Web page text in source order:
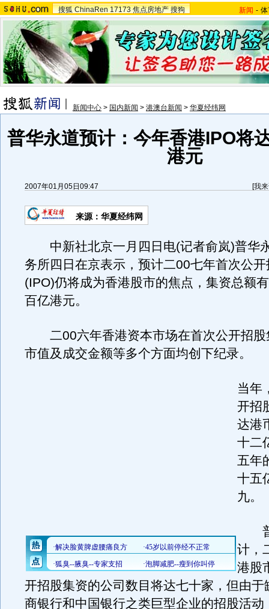
搜狐 ChinaRen 17173 焦点房地产 搜狗 新闻 -
新闻中心 > 国内新闻 > 港澳台新闻 > 华夏经纬网
普华永道预计：今年香港IPO将
港元
2007年01月05日09:47 [我
来源：华夏经纬网
中新社北京一月四日电(记者俞岚)普华
务所四日在京表示，预计二00七年首次公
(IPO)仍将成为香港股市的焦点，集资总额
百亿港元。
二00六年香港资本市场在首次公开招股
市值及成交金额等多个方面均创下纪录。
当年
开招
达港
十二
五年
十五
九。
普
计，
港股
开招股集资的公司数目将达七十家，但由于
商银行和中国银行之类巨型企业的招股活动